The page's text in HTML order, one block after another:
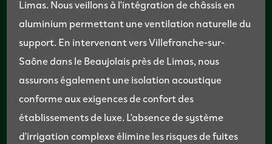
Limas. Nous veillons à l'intégration de châssis en
aluminium permettant une ventilation naturelle du
support. En intervenant vers Villefranche-sur-
Saône dans le Beaujolais près de Limas, nous
assurons également une isolation acoustique
conforme aux exigences de confort des
établissements de luxe. L'absence de système
d'irrigation complexe élimine les risques de fuites